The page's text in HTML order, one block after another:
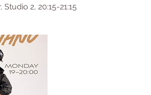
2, 20:15-21:15